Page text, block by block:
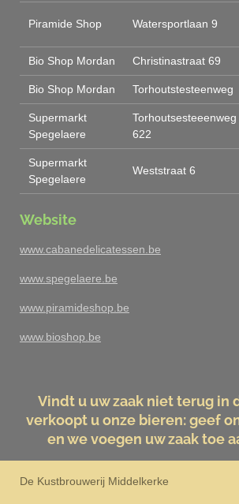
Piramide Shop Watersportlaan 9
Bio Shop Mordan Christinastraat 69
Bio Shop Mordan Torhoutstesteenweg
Supermarkt
Spegelaere
Torhoutsesteeenweg
622
Supermarkt
Spegelaere
Weststraat 6
Website
www.cabanedelicatessen.be
www.spegelaere.be
www.piramideshop.be
www.bioshop.be
Vindt u uw zaak niet terug in
verkoopt u onze bieren: geef
en we voegen uw zaak toe
De Kustbrouwerij Middelkerke